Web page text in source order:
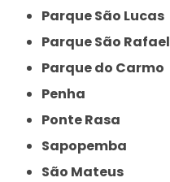
Parque São Lucas
Parque São Rafael
Parque do Carmo
Penha
Ponte Rasa
Sapopemba
São Mateus